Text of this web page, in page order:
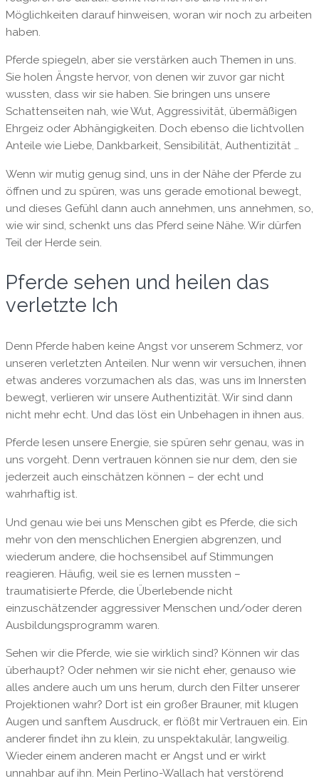
Möglichkeiten darauf hinweisen, woran wir noch zu arbeiten
haben.
Pferde spiegeln, aber sie verstärken auch Themen in uns.
Sie holen Ängste hervor, von denen wir zuvor gar nicht
wussten, dass wir sie haben. Sie bringen uns unsere
Schattenseiten nah, wie Wut, Aggressivität, übermäßigen
Ehrgeiz oder Abhängigkeiten. Doch ebenso die lichtvollen
Anteile wie Liebe, Dankbarkeit, Sensibilität, Authentizität …
Wenn wir mutig genug sind, uns in der Nähe der Pferde zu
öffnen und zu spüren, was uns gerade emotional bewegt,
und dieses Gefühl dann auch annehmen, uns annehmen, so,
wie wir sind, schenkt uns das Pferd seine Nähe. Wir dürfen
Teil der Herde sein.
Pferde sehen und heilen das
verletzte Ich
Denn Pferde haben keine Angst vor unserem Schmerz, vor
unseren verletzten Anteilen. Nur wenn wir versuchen, ihnen
etwas anderes vorzumachen als das, was uns im Innersten
bewegt, verlieren wir unsere Authentizität. Wir sind dann
nicht mehr echt. Und das löst ein Unbehagen in ihnen aus.
Pferde lesen unsere Energie, sie spüren sehr genau, was in
uns vorgeht. Denn vertrauen können sie nur dem, den sie
jederzeit auch einschätzen können – der echt und
wahrhaftig ist.
Und genau wie bei uns Menschen gibt es Pferde, die sich
mehr von den menschlichen Energien abgrenzen, und
wiederum andere, die hochsensibel auf Stimmungen
reagieren. Häufig, weil sie es lernen mussten –
traumatisierte Pferde, die Überlebende nicht
einzuschätzender aggressiver Menschen und/oder deren
Ausbildungsprogramm waren.
Sehen wir die Pferde, wie sie wirklich sind? Können wir das
überhaupt? Oder nehmen wir sie nicht eher, genauso wie
alles andere auch um uns herum, durch den Filter unserer
Projektionen wahr? Dort ist ein großer Brauner, mit klugen
Augen und sanftem Ausdruck, er flößt mir Vertrauen ein. Ein
anderer findet ihn zu klein, zu unspektakulär, langweilig.
Wieder einem anderen macht er Angst und er wirkt
unnahbar auf ihn. Mein Perlino-Wallach hat verstörend